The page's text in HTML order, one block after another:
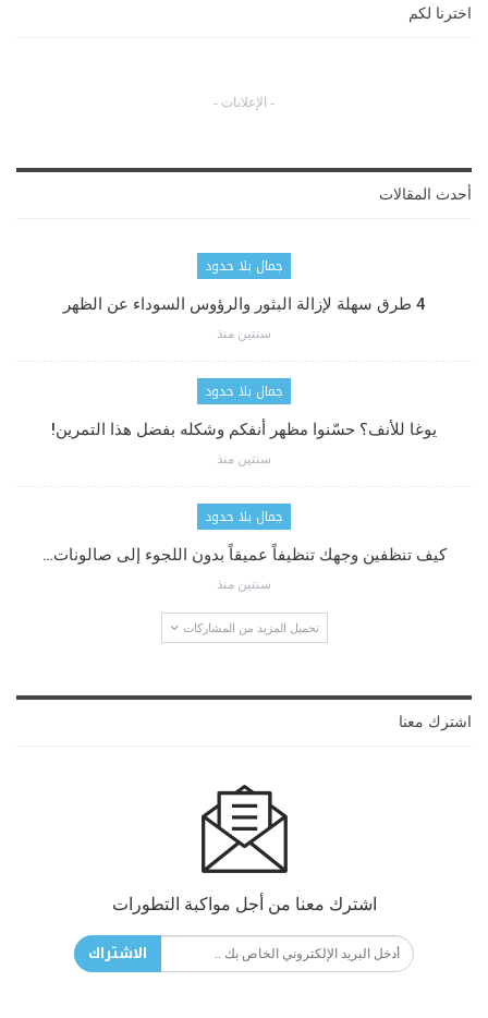
اخترنا لكم
- الإعلانات -
أحدث المقالات
جمال بلا حدود
4 طرق سهلة لإزالة البثور والرؤوس السوداء عن الظهر
سنتين منذ
جمال بلا حدود
يوغا للأنف؟ حسّنوا مظهر أنفكم وشكله بفضل هذا التمرين!
سنتين منذ
جمال بلا حدود
كيف تنظفين وجهك تنظيفاً عميقاً بدون اللجوء إلى صالونات…
سنتين منذ
تحميل المزيد من المشاركات
اشترك معنا
اشترك معنا من أجل مواكبة التطورات
الاشتراك